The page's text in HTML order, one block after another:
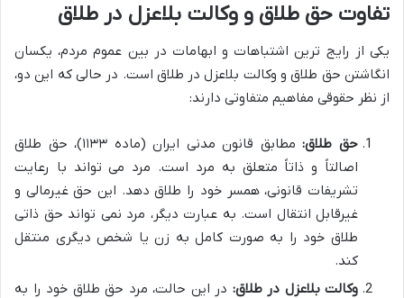
تفاوت حق طلاق و وکالت بلاعزل در طلاق
یکی از رایج ترین اشتباهات و ابهامات در بین عموم مردم، یکسان
انگاشتن حق طلاق و وکالت بلاعزل در طلاق است. در حالی که این دو،
از نظر حقوقی مفاهیم متفاوتی دارند:
حق طلاق:
مطابق قانون مدنی ایران (ماده ۱۱۳۳)، حق طلاق
اصالتاً و ذاتاً متعلق به مرد است. مرد می تواند با رعایت
تشریفات قانونی، همسر خود را طلاق دهد. این حق غیرمالی و
غیرقابل انتقال است. به عبارت دیگر، مرد نمی تواند حق ذاتی
طلاق خود را به صورت کامل به زن یا شخص دیگری منتقل
کند.
وکالت بلاعزل در طلاق: در این حالت، مرد حق طلاق خود را به